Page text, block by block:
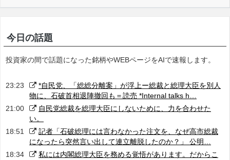
今日の話題
投資家の間で話題になった銘柄やWEBページをAIで速報します。
23:23
*自民党、「総総分離案」が浮上ー総裁と総理大臣を別人
物に、石破首相退陣撤回も＝読売 *Internal talks h…
21:00
自民党総裁を総理大臣にしないために、力を合わせた
い。
18:51
記者「石破総理には言わなかった注文を、なぜ高市総裁
になったら突然言い出して連立離脱したのか？」 公明…
18:34
私には内閣総理大臣を務める覚悟があります。だからこ